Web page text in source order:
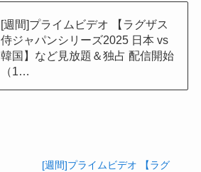
[週間]プライムビデオ 【ラグザス
侍ジャパンシリーズ2025 日本 vs
韓国】など見放題＆独占 配信開始
（1…
[週間]プライムビデオ 【ラグ